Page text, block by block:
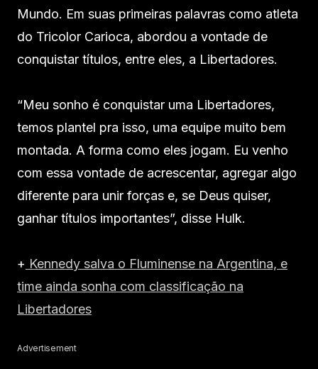
Mundo. Em suas primeiras palavras como atleta
do Tricolor Carioca, abordou a vontade de
conquistar títulos, entre eles, a Libertadores.
“Meu sonho é conquistar uma Libertadores,
temos plantel pra isso, uma equipe muito bem
montada. A forma como eles jogam. Eu venho
com essa vontade de acrescentar, agregar algo
diferente para unir forças e, se Deus quiser,
ganhar títulos importantes”, disse Hulk.
+ Kennedy salva o Fluminense na Argentina, e
time ainda sonha com classificação na
Libertadores
Advertisement